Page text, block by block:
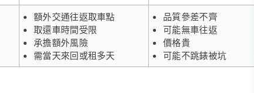
額外交通往返取車點
取還車時間受限
承擔額外風險
需當天來回或租多天
品質參差不齊
可能無車往返
價格貴
可能不跳錶被坑